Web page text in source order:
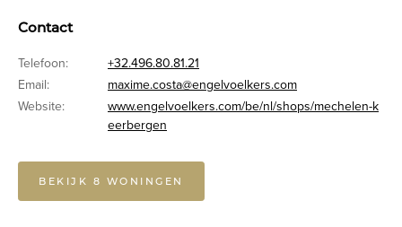
Contact
Telefoon:
+32.496.80.81.21
Email:
maxime.costa@engelvoelkers.com
Website:
www.engelvoelkers.com/be/nl/shops/mechelen-k
eerbergen
BEKIJK 8 WONINGEN